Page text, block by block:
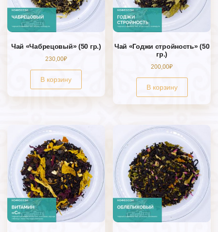
Чай «Чабрецовый» (50 гр.)
230,00₽
В корзину
Чай «Годжи стройность» (50
гр.)
200,00₽
В корзину